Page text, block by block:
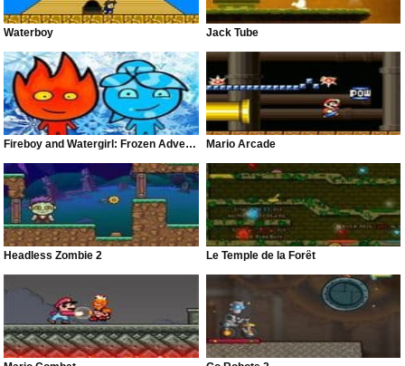
Waterboy Jack Tube
Fireboy and Watergirl: Frozen Adventures Mario Arcade
Headless Zombie 2 Le Temple de la Forêt